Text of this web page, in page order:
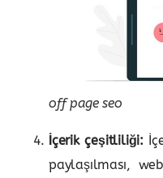
off page seo
İçerik çeşitliliği:
paylaşılması,